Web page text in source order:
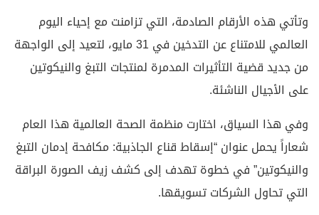
وتأتي هذه الأرقام الصادمة، التي تزامنت مع إحياء اليوم
العالمي للامتناع عن التدخين في 31 مايو، لتعيد إلى الواجهة
من جديد قضية التأثيرات المدمرة لمنتجات التبغ والنيكوتين
على الأجيال الناشئة.
وفي هذا السياق، اختارت منظمة الصحة العالمية هذا العام
شعاراً يحمل عنوان “إسقاط قناع الجاذبية: مكافحة إدمان التبغ
والنيكوتين” في خطوة تهدف إلى كشف زيف الصورة البراقة
التي تحاول الشركات تسويقها.